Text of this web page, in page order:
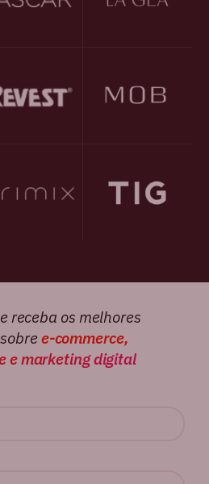
receba os melhores
e-commerce,
e marketing digital